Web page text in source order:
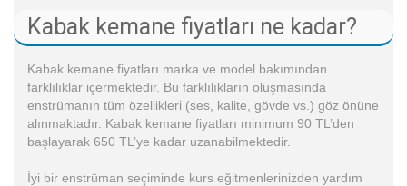
Kabak kemane fiyatları ne kadar?
Kabak kemane fiyatları marka ve model bakımından
farklılıklar içermektedir. Bu farklılıkların oluşmasında
enstrümanın tüm özellikleri (ses, kalite, gövde vs.) göz önüne
alınmaktadır. Kabak kemane fiyatları minimum 90 TL’den
başlayarak 650 TL’ye kadar uzanabilmektedir.
İyi bir enstrüman seçiminde kurs eğitmenlerinizden yardım